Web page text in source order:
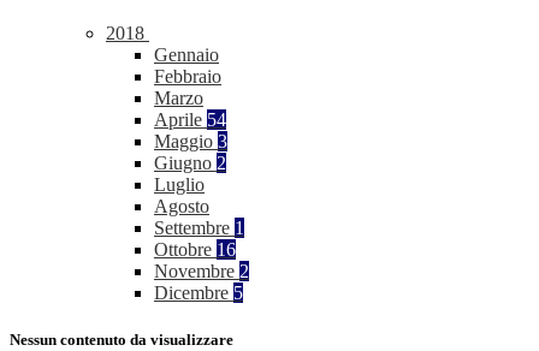
2018
Gennaio
Febbraio
Marzo
Aprile 54
Maggio 3
Giugno 2
Luglio
Agosto
Settembre 1
Ottobre 16
Novembre 2
Dicembre 5
Nessun contenuto da visualizzare